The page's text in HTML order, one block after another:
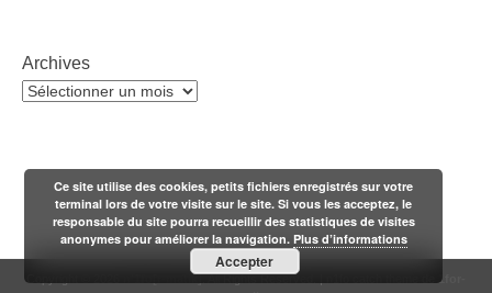
Archives
Archives
n'1fo[r-matik]. All Rights Reserved. | n1fo catch theme de
1for-
Ce site utilise des cookies, petits fichiers enregistrés sur votre
terminal lors de votre visite sur le site. Si vous les acceptez, le
responsable du site pourra recueillir des statistiques de visites
anonymes pour améliorer la navigation. Plus d’informations
Accepter